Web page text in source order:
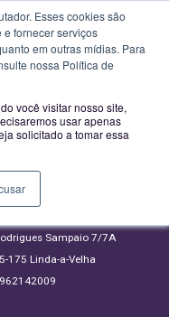
Esses cookies são
fornecer serviços
em outras mídias. Para
nossa Política de
você visitar nosso site,
usar apenas
solicitado a tomar essa
a Sexta das 09H00 às
18:00
209 523
Sampaio 7/7A
175 Linda-a-Velha
962142009